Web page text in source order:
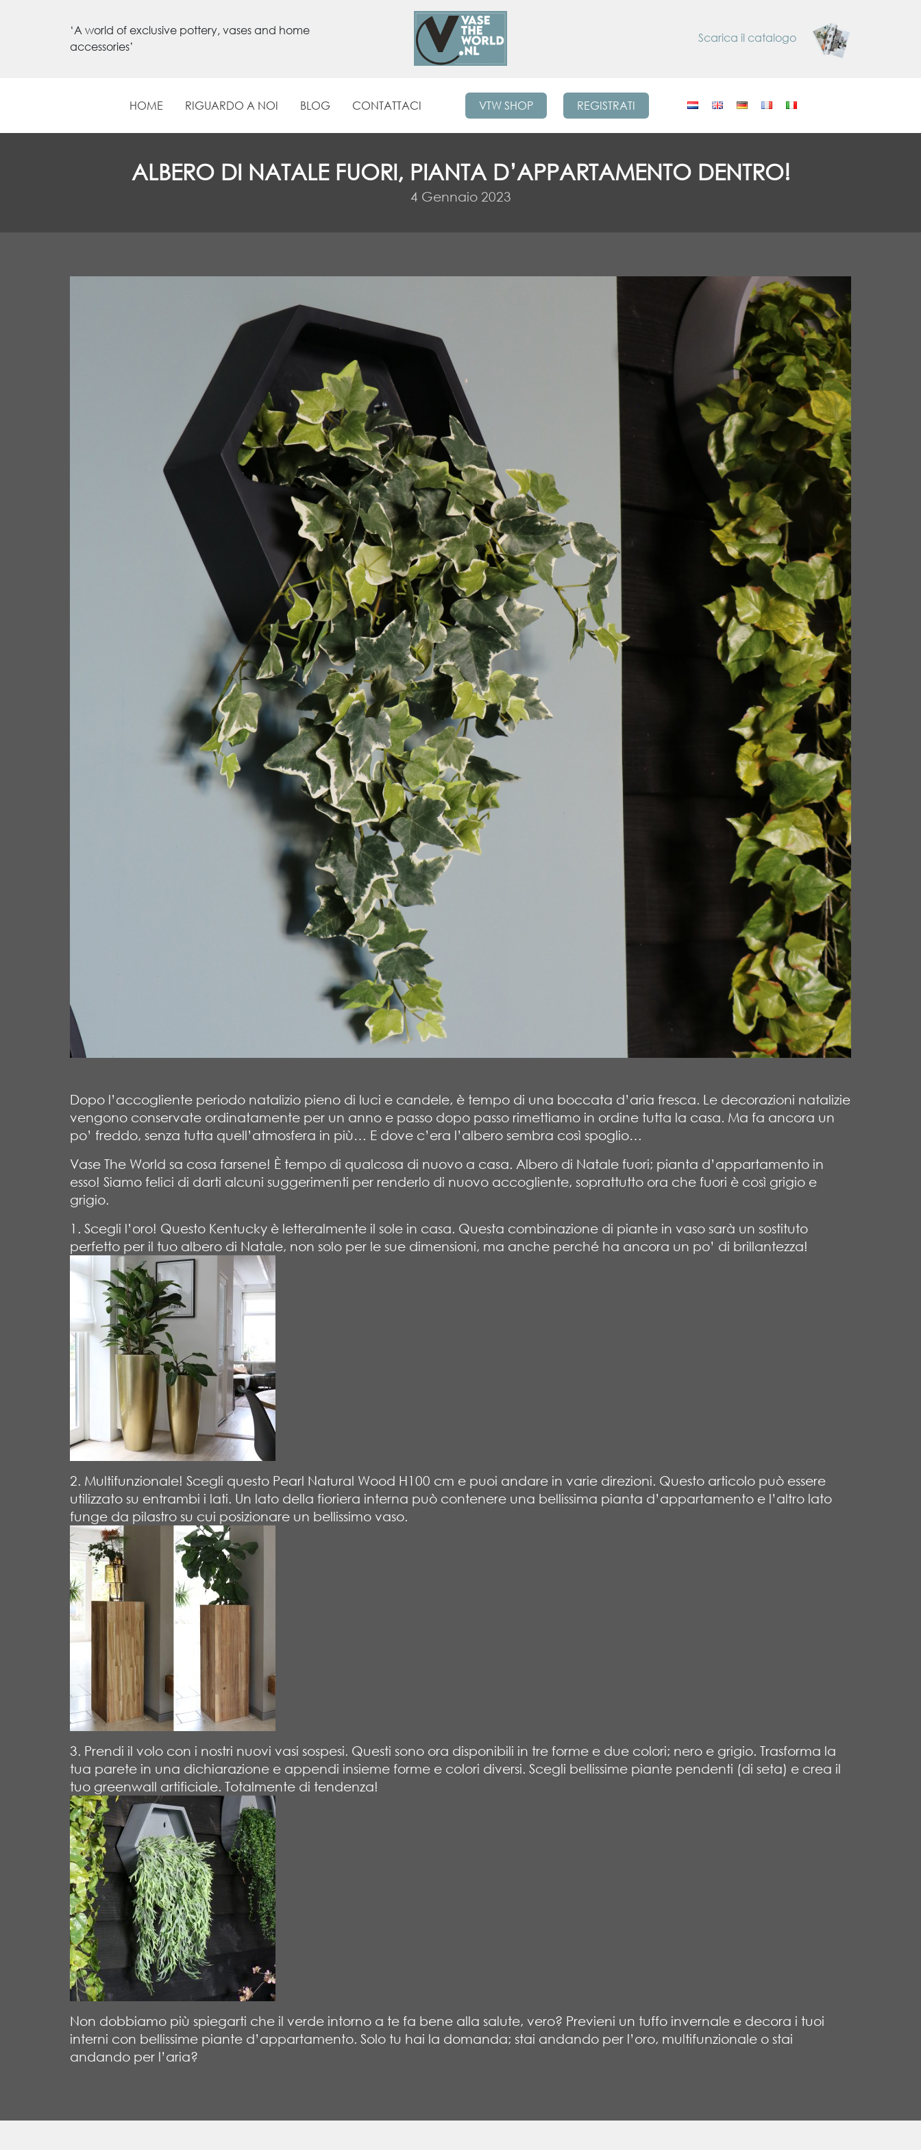
‘A world of exclusive pottery, vases and home
accessories’
Scarica il catalogo
HOME RIGUARDO A NOI BLOG CONTATTACI VTW SHOP REGISTRATI
ALBERO DI NATALE FUORI, PIANTA D’APPARTAMENTO DENTRO!
4 Gennaio 2023
Dopo l’accogliente periodo natalizio pieno di luci e candele, è tempo di una boccata d’aria fresca. Le decorazioni natalizie
vengono conservate ordinatamente per un anno e passo dopo passo rimettiamo in ordine tutta la casa. Ma fa ancora un
po’ freddo, senza tutta quell’atmosfera in più… E dove c’era l’albero sembra così spoglio…
Vase The World sa cosa farsene! È tempo di qualcosa di nuovo a casa. Albero di Natale fuori; pianta d’appartamento in
esso! Siamo felici di darti alcuni suggerimenti per renderlo di nuovo accogliente, soprattutto ora che fuori è così grigio e
grigio.
1. Scegli l’oro! Questo Kentucky è letteralmente il sole in casa. Questa combinazione di piante in vaso sarà un sostituto
perfetto per il tuo albero di Natale, non solo per le sue dimensioni, ma anche perché ha ancora un po’ di brillantezza!
2. Multifunzionale! Scegli questo Pearl Natural Wood H100 cm e puoi andare in varie direzioni. Questo articolo può essere
utilizzato su entrambi i lati. Un lato della fioriera interna può contenere una bellissima pianta d’appartamento e l’altro lato
funge da pilastro su cui posizionare un bellissimo vaso.
3. Prendi il volo con i nostri nuovi vasi sospesi. Questi sono ora disponibili in tre forme e due colori; nero e grigio. Trasforma la
tua parete in una dichiarazione e appendi insieme forme e colori diversi. Scegli bellissime piante pendenti (di seta) e crea il
tuo greenwall artificiale. Totalmente di tendenza!
Non dobbiamo più spiegarti che il verde intorno a te fa bene alla salute, vero? Previeni un tuffo invernale e decora i tuoi
interni con bellissime piante d’appartamento. Solo tu hai la domanda; stai andando per l’oro, multifunzionale o stai
andando per l’aria?